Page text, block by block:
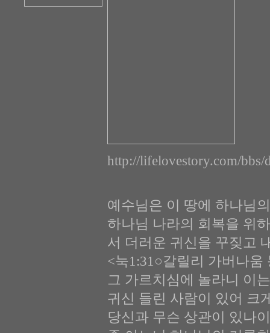
http://lifelovestory.com/bbs/
예수님은 이 땅에 하나님
하나님 나라의 회복을 위
서 더러운 귀신을 꾸짖고
<눅1:31○갈릴리 가버나
그 가르치심에 놀라니 이
귀신 들린 사람이 있어 크
당신과 무슨 상관이 있나